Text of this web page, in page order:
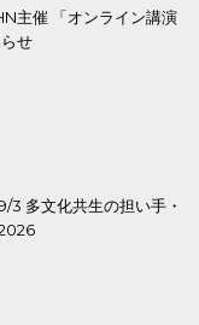
主催 「オンライン講演
せ
3 多文化共生の担い手・